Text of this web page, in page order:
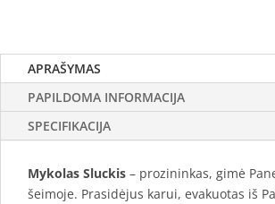
APRAŠYMAS
PAPILDOMA INFORMACIJA
SPECIFIKACIJA
Mykolas Sluckis – prozininkas, gimė
šeimoje. Prasidėjus karui, evakuotas iš